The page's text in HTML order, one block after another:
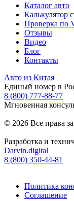
Каталог авто
Калькулятор
Проверка по
Отзывы
Видео
Блог
Контакты
Авто из Китая
Единый номер в
8 (800) 777-88-77
Мгновенная
© 2026 Все права
Разработка и
Darvin.digital
8 (800) 350-44-81
Политика
Соглашение